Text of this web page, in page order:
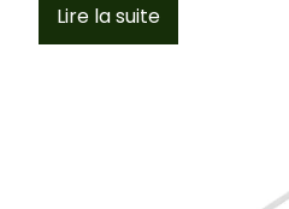
Lire la suite